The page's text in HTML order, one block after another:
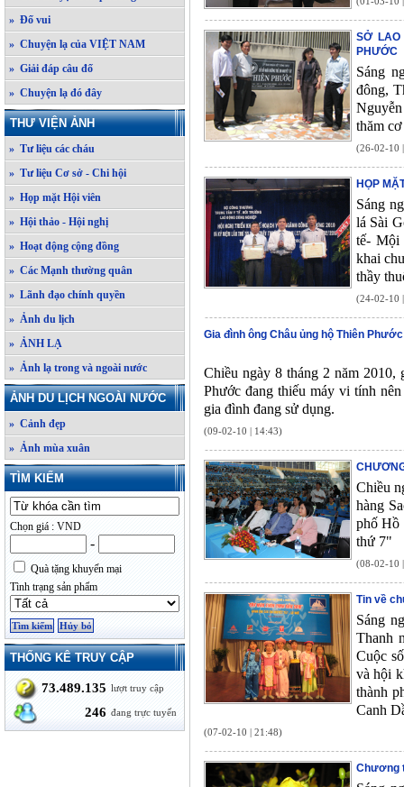
» Đố vui
» Chuyện lạ của VIỆT NAM
» Giải đáp câu đố
» Chuyện lạ đó đây
THƯ VIỆN ẢNH
» Tư liệu các cháu
» Tư liệu Cơ sở - Chi hội
» Họp mặt Hội viên
» Hội thảo - Hội nghị
» Hoạt động cộng đồng
» Các Mạnh thường quân
» Lãnh đạo chính quyền
» Ảnh du lịch
» ẢNH LẠ
» Ảnh lạ trong và ngoài nước
ẢNH DU LỊCH NGOÀI NƯỚC
» Cảnh đẹp
» Ảnh mùa xuân
TÌM KIẾM
Chọn giá : VND
-
Quà tặng khuyến mại
Tình trạng sản phẩm
THỐNG KÊ TRUY CẬP
73.489.135 lượt truy cập
246 đang trực tuyến
SỞ
PHƯỚC
Sáng
đông,
thăm
(26-02-10
HỌP
Sáng
lá Sài
tế- Mội
khai
thầy
(24-02-10
Gia đình ông Châu ủng hộ Thiên Phước
Chiều ngày 8 tháng 2 năm 2010,
Phước đang thiếu máy vi tính
gia đình đang sử dụng.
(09-02-10 | 14:43)
Chiều
hàng
phố Hồ
thứ 7"
(08-02-10
Tin về
Sáng
Thanh
Cuộc
và hội
thành
Canh
(07-02-10 | 21:48)
Chương